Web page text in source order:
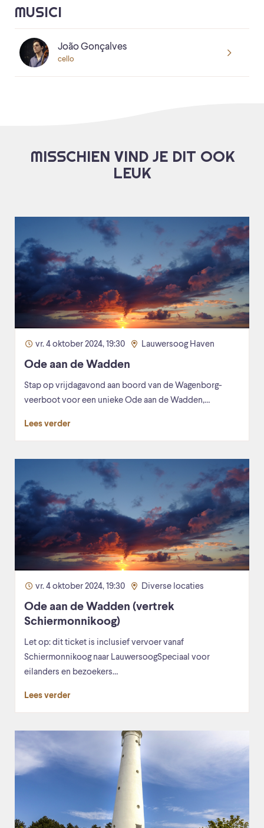
MUSICI
João Gonçalves
cello
MISSCHIEN VIND JE DIT OOK
LEUK
vr. 4 oktober 2024, 19:30 Lauwersoog Haven
Ode aan de Wadden
Stap op vrijdagavond aan boord van de Wagenborg-
veerboot voor een unieke Ode aan de Wadden,…
Lees verder
vr. 4 oktober 2024, 19:30 Diverse locaties
Ode aan de Wadden (vertrek
Schiermonnikoog)
Let op: dit ticket is inclusief vervoer vanaf
Schiermonnikoog naar LauwersoogSpeciaal voor
eilanders en bezoekers…
Lees verder